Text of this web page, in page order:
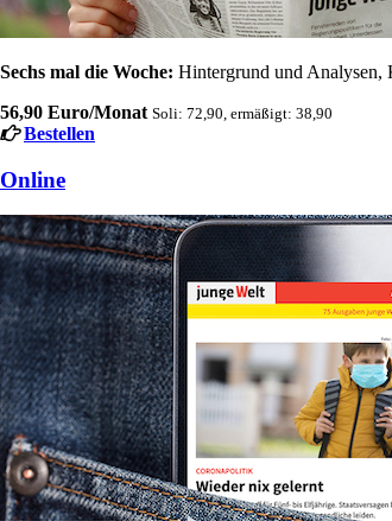
Sechs mal die Woche: Hintergrund und Analysen,
56,90 Euro/Monat Soli: 72,90, ermäßigt: 38,90
Bestellen
Online